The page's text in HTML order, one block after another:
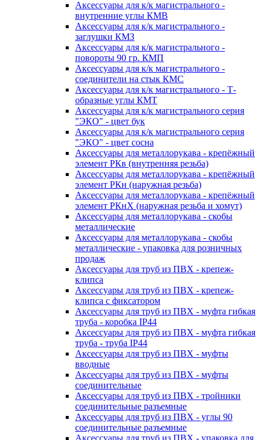
Аксессуары для к/к магистрального -
внутренние углы КМВ
Аксессуары для к/к магистрального -
заглушки КМЗ
Аксессуары для к/к магистрального -
повороты 90 гр. КМП
Аксессуары для к/к магистрального -
соединители на стык КМС
Аксессуары для к/к магистрального - Т-
образные углы КМТ
Аксессуары для к/к магистрального серия
"ЭКО" - цвет бук
Аксессуары для к/к магистрального серия
"ЭКО" - цвет сосна
Аксессуары для металлорукава - крепёжный
элемент РКв (внутренняя резьба)
Аксессуары для металлорукава - крепёжный
элемент РКн (наружная резьба)
Аксессуары для металлорукава - крепёжный
элемент РКнХ (наружная резьба и хомут)
Аксессуары для металлорукава - скобы
металлические
Аксессуары для металлорукава - скобы
металлические - упаковка для розничных
продаж
Аксессуары для труб из ПВХ - крепеж-
клипса
Аксессуары для труб из ПВХ - крепеж-
клипса с фиксатором
Аксессуары для труб из ПВХ - муфта гибкая
труба - коробка IP44
Аксессуары для труб из ПВХ - муфта гибкая
труба - труба IP44
Аксессуары для труб из ПВХ - муфты
вводные
Аксессуары для труб из ПВХ - муфты
соединительные
Аксессуары для труб из ПВХ - тройники
соединительные разъемные
Аксессуары для труб из ПВХ - углы 90
соединительные разъемные
Аксессуары для труб из ПВХ - упаковка для